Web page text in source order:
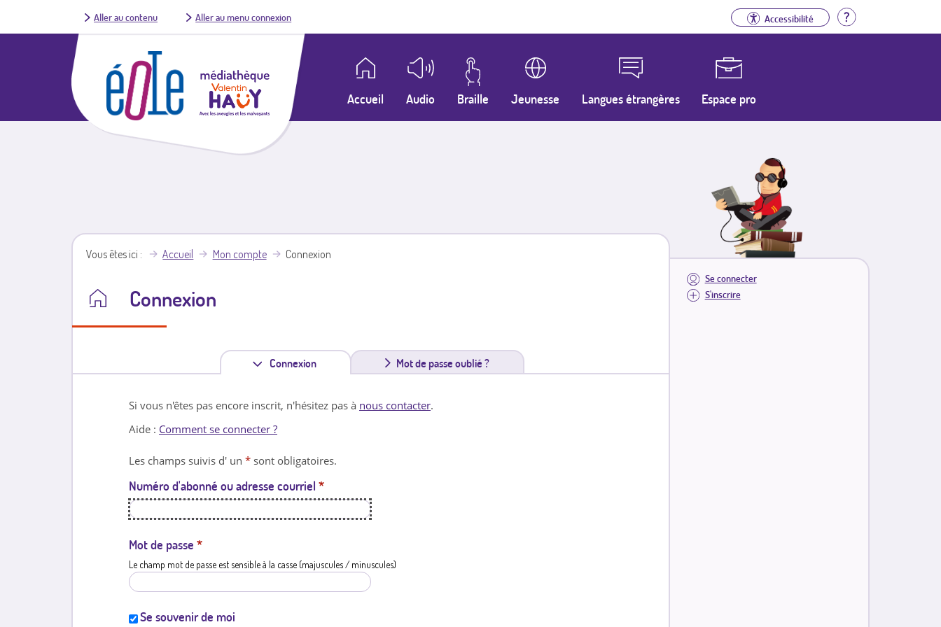
Aller au contenu Aller au menu connexion Accessibilité Aide
Accueil Audio Braille Jeunesse Langues étrangères Espace pro
Se connecter
S'inscrire
Vous êtes ici Accueil Mon compte Connexion
Connexion
Connexion
n
l
e
Mot de passe oublié ?
Si vous n'êtes pas encore inscrit, n'hésitez pas à nous contacter.
Aide : Comment se connecter ?
Les champs suivis d' un * sont obligatoires.
Numéro d'abonné ou adresse courriel *
Mot de passe *
Le champ mot de passe est sensible à la casse (majuscules / minuscules)
Se souvenir de moi